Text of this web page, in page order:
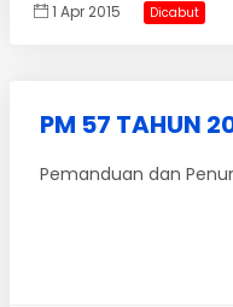
1 Apr 2015 Dicabut
PM 57 TAHUN
Pemanduan dan